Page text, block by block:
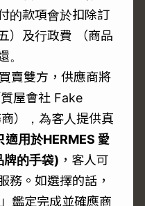
的款項會於扣除訂
）及行政費 （商品
。
賣雙方，供應商將
屋會社 Fake
），為客人提供真
適用於HERMES 愛
牌的手袋) ，客人可
務。如選擇的話，
鑑定完成並確應商